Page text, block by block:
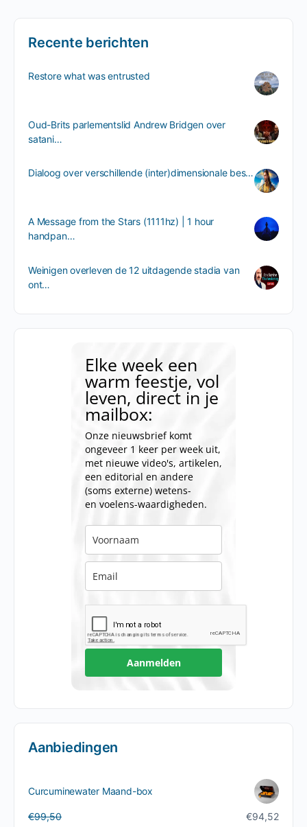
Recente berichten
Restore what was entrusted
Oud-Brits parlementslid Andrew Bridgen over
satani…
Dialoog over verschillende (inter)dimensionale bes…
A Message from the Stars (1111hz) | 1 hour
handpan…
Weinigen overleven de 12 uitdagende stadia van
ont…
Elke week een
warm feestje, vol
leven, direct in je
mailbox:
Onze nieuwsbrief komt
ongeveer 1 keer per week uit,
met nieuwe video's, artikelen,
een editorial en andere
(soms externe) wetens-
en voelens-waardigheden.
Aanmelden
Aanbiedingen
Curcuminewater Maand-box
€99,50Oorspronkelijke
€94,52
Huidige